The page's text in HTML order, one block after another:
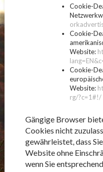
Cookie-
Cookie-
Website:
Cookie-
Website:
rg/?c=1#!/
Gängige Browser
Cookies nicht
gewährleistet, dass
Website ohne
wenn Sie